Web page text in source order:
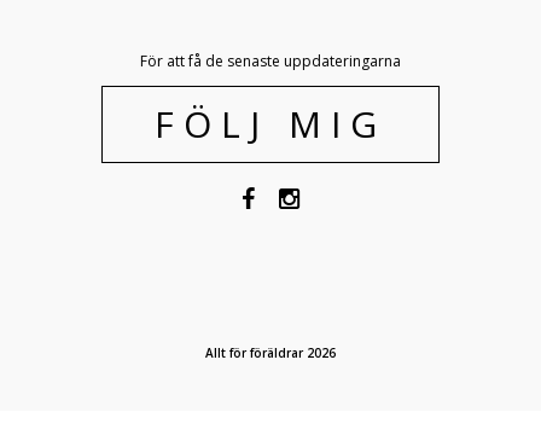
För att få de senaste uppdateringarna
FÖLJ MIG
Allt för föräldrar 2026